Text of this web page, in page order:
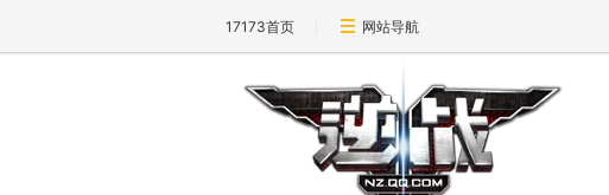
17173首页 网站导航